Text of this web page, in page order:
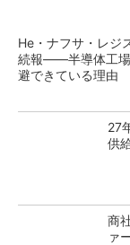
He・ナフサ・レジ
続報――半導体工
避できている理由
27
供
商
ァ